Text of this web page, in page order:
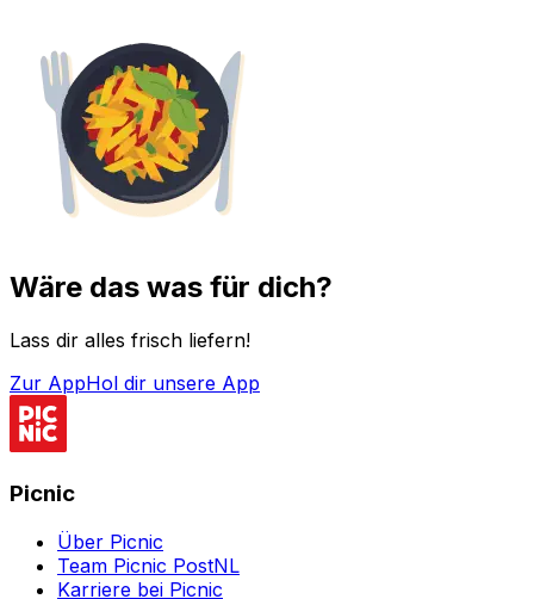
Wäre das was für dich?
Lass dir alles frisch liefern!
Zur AppHol dir unsere App
Picnic
Über Picnic
Team Picnic PostNL
Karriere bei Picnic